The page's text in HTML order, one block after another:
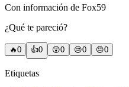
Con información de Fox59
¿Qué te pareció?
🔥0 👍0 😲0 😢0 😠0
Etiquetas